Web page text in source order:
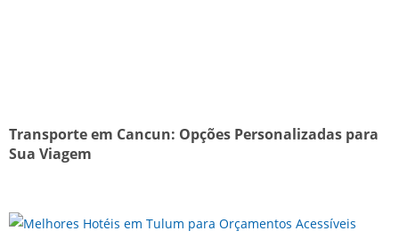
Transporte em Cancun: Opções Personalizadas para
Sua Viagem